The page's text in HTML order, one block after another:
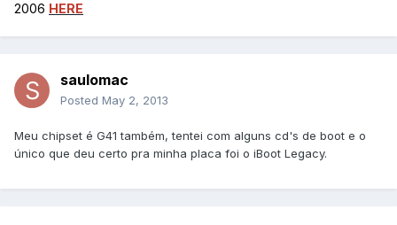
2006 HERE
saulomac
Posted May 2, 2013
Meu chipset é G41 também, tentei com alguns cd's de boot e o
único que deu certo pra minha placa foi o iBoot Legacy.